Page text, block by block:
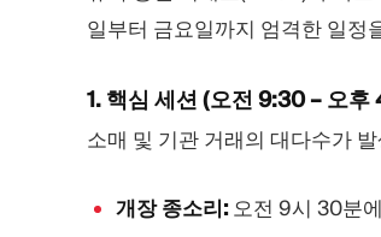
일부터 금요일까지 엄격한 일정
1. 핵심 세션 (오전 9:30 – 오
소매 및 기관 거래의 대다수가
개장 종소리:오전 9시 30분